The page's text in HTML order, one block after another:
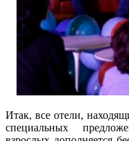
Итак, все отели,
специальных